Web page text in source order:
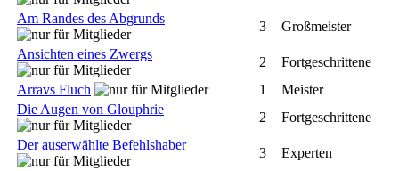
Am Randes des Abgrunds
3
Großmeister
Ansichten eines Zwergs
2
Fortgeschrittene
Arravs Fluch
1
Meister
Die Augen von Glouphrie
2
Fortgeschrittene
Der auserwählte Befehlshaber
3
Experten